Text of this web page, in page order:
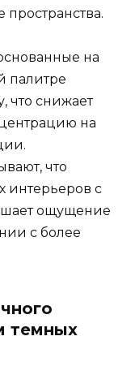
на
палитре
что снижает
на
что
интерьеров с
ощущение
с более
темных